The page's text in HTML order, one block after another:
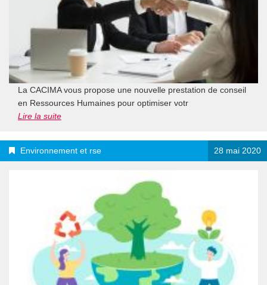
La CACIMA vous propose une nouvelle prestation de conseil
en Ressources Humaines pour optimiser votr
Lire la suite
Environnement et rse 28 mai 2020